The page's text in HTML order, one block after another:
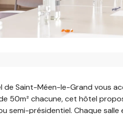
de Saint-Méen-le-Grand vous
50m² chacune, cet hôtel
semi-présidentiel. Chaque